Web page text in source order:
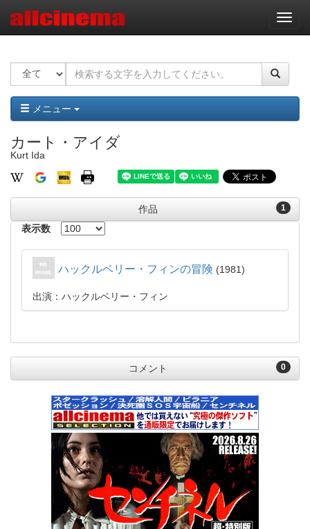
ナ
ビ
ー
ョ
ン
メニュー
カート・アイダ
Kurt Ida
1
作品
表示数
ハックルベリー・フィンの冒険 1981
出演：ハックルベリー・フィン
0
コメント